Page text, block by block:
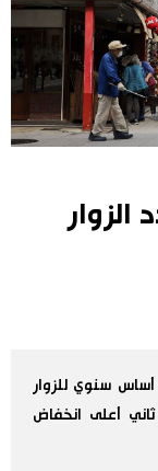
繁體字
Français
Español
حادًا بنسبة 58.3٪ على أساس سنوي للزوار
أعلى انخفاض